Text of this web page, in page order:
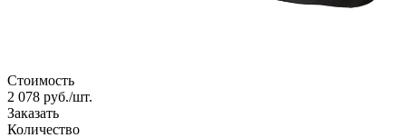
Стоимость
2 078 руб./шт.
Заказать
Количество